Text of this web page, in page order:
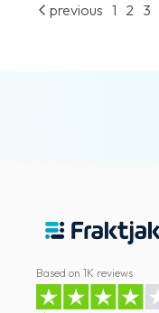
previous 1 2 3
Based on 1K reviews